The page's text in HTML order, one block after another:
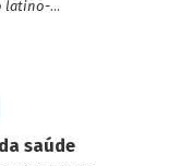
latino-
e Desenvolvimento
saúde